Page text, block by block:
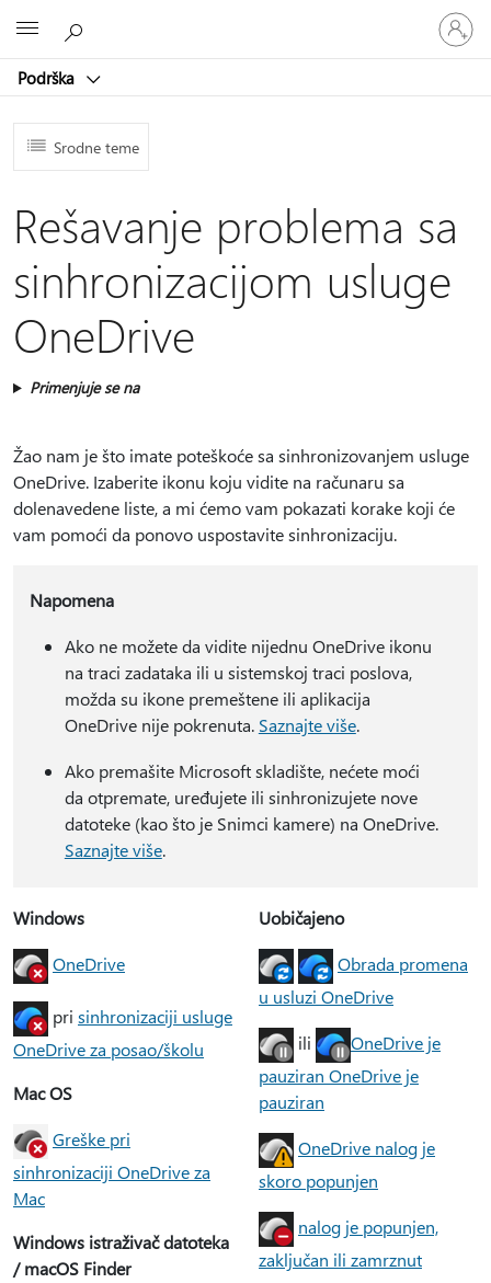
Podrška
Prijavite
se
na
Srodne teme
Rešavanje problema sa
sinhronizacijom usluge
OneDrive
Primenjuje se na
Žao nam je što imate poteškoće sa sinhronizovanjem usluge
OneDrive. Izaberite ikonu koju vidite na računaru sa
dolenavedene liste, a mi ćemo vam pokazati korake koji će
vam pomoći da ponovo uspostavite sinhronizaciju.
Napomena
Ako ne možete da vidite nijednu OneDrive ikonu
na traci zadataka ili u sistemskoj traci poslova,
možda su ikone premeštene ili aplikacija
OneDrive nije pokrenuta. Saznajte više.
Ako premašite Microsoft skladište, nećete moći
da otpremate, uređujete ili sinhronizujete nove
datoteke (kao što je Snimci kamere) na OneDrive.
Saznajte više.
Windows
OneDrive
pri sinhronizaciji usluge
OneDrive za posao/školu
Mac OS
Greške pri
sinhronizaciji OneDrive za
Mac
Windows istraživač datoteka
/ macOS Finder
Uobičajeno
Obrada promena
u usluzi OneDrive
ili
OneDrive je
pauziran OneDrive je
pauziran
OneDrive nalog je
skoro popunjen
nalog je popunjen,
zaključan ili zamrznut